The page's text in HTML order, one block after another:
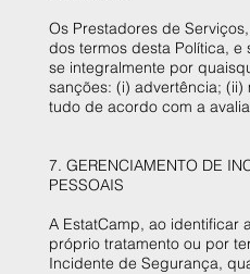
Os Prestadores de
dos termos desta Política,
se integralmente por
sanções: (i) advertência;
tudo de acordo com a
7. GERENCIAMENTO DE
PESSOAIS
A EstatCamp, ao identificar
próprio tratamento ou por
Incidente de Segurança,